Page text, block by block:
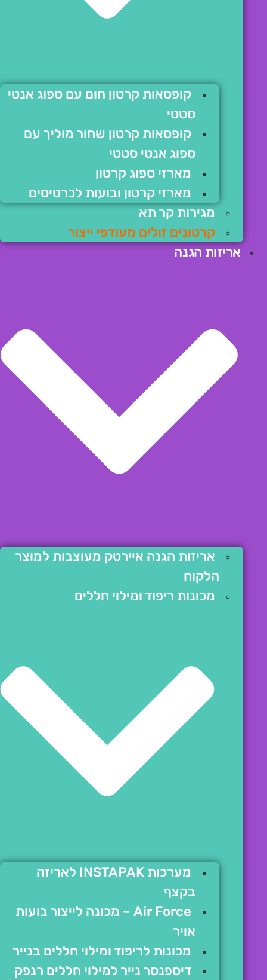
קופסאות קרטון חום עם ספוג אנטי
סטטי
קופסאות קרטון שחור מוליך עם
ספוג אנטי סטטי
מארזי ספוג קרטון
מארזי קרטון ובועות לכרטיסים
מגירות קר תא
קרטונים זולים מעודפי ייצור
אריזות הגנה
אריזות הגנה איירטק מעוצבות למוצר
הלקוח
מכונות ריפוד ומילוי חללים
מערכות INSTAPAK לאריזה
בקצף
Air Force – מכונה לייצור בועות
אויר
מכונות לריפוד ומילוי חללים בנייר
דיספנסר נייר למילוי חללים רנפק